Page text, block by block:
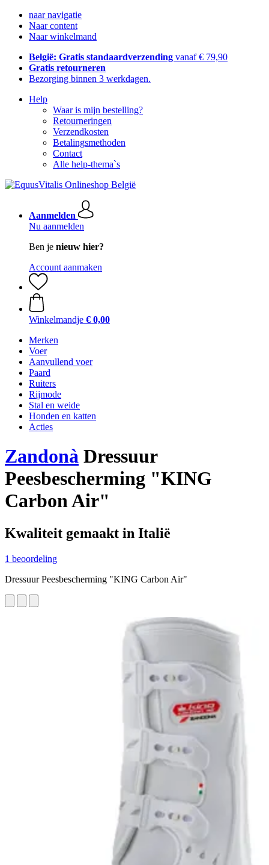
naar navigatie
Naar content
Naar winkelmand
België: Gratis standaardverzending vanaf € 79,90
Gratis retourneren
Bezorging binnen 3 werkdagen.
Help
Waar is mijn bestelling?
Retourneringen
Verzendkosten
Betalingsmethoden
Contact
Alle help-thema`s
Aanmelden
Nu aanmelden
Ben je nieuw hier?
Account aanmaken
Winkelmandje € 0,00
Merken
Voer
Aanvullend voer
Paard
Ruiters
Rijmode
Stal en weide
Honden en katten
Acties
Zandonà Dressuur
Peesbescherming "KING
Carbon Air"
Kwaliteit gemaakt in Italië
1 beoordeling
Dressuur Peesbescherming "KING Carbon Air"